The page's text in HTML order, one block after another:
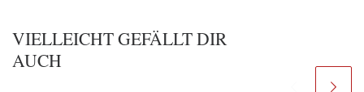
VIELLEICHT GEFÄLLT DIR
AUCH